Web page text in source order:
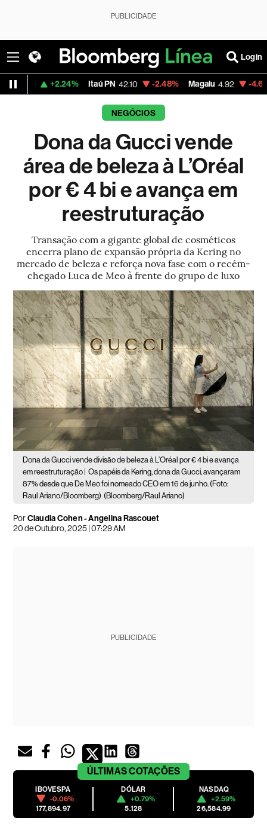
PUBLICIDADE
Login
Itaú PN 42.10 -2.48% Magalu 4.92 -4.65% Bitcoin
NEGÓCIOS
Dona da Gucci vende
área de beleza à L’Oréal
por € 4 bi e avança em
reestruturação
Transação com a gigante global de cosméticos
encerra plano de expansão própria da Kering no
mercado de beleza e reforça nova fase com o recém-
chegado Luca de Meo à frente do grupo de luxo
Dona da Gucci vende divisão de beleza à L’Oréal por € 4 bi e avança
em reestruturação |
Os papéis da Kering, dona da Gucci, avançaram
87% desde que De Meo foi nomeado CEO em 16 de junho. (Foto:
Raul Ariano/Bloomberg) (Bloomberg/Raul Ariano)
PorClaudia Cohen - Angelina Rascouet
20 de Outubro, 2025 | 07:29 AM
PUBLICIDADE
ÚLTIMASCOTAÇÕES
IBOVESPA
-0.06%
177,894.97
DÓLAR
+0.79%
5.128
NASDAQ
+2.59%
26,584.99